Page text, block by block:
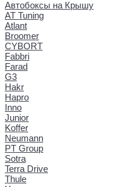
Автобоксы на Крышу
AT Tuning
Atlant
Broomer
CYBORT
Fabbri
Farad
G3
Hakr
Hapro
Inno
Junior
Koffer
Neumann
PT Group
Sotra
Terra Drive
Thule